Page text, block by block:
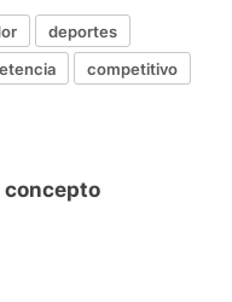
deportes
competitivo
concepto